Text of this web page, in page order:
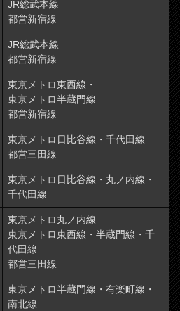
JR総武本線
都営新宿線
JR総武本線
都営新宿線
東京メトロ東西線・
東京メトロ半蔵門線
都営新宿線
東京メトロ日比谷線・千代田線
都営三田線
東京メトロ日比谷線・丸ノ内線・
千代田線
東京メトロ丸ノ内線
東京メトロ東西線・半蔵門線・千
代田線
都営三田線
東京メトロ半蔵門線・有楽町線・
南北線